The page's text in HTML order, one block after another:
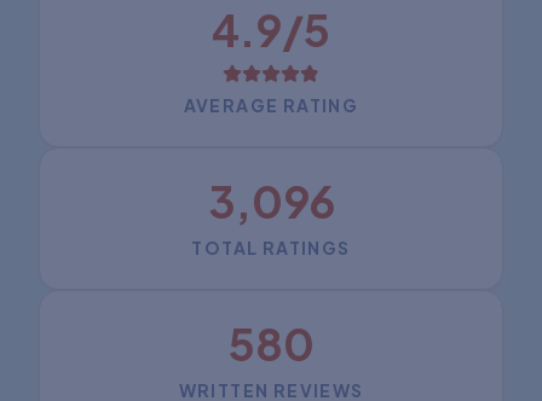
4.9/5
AVERAGE RATING
3,096
TOTAL RATINGS
580
WRITTEN REVIEWS